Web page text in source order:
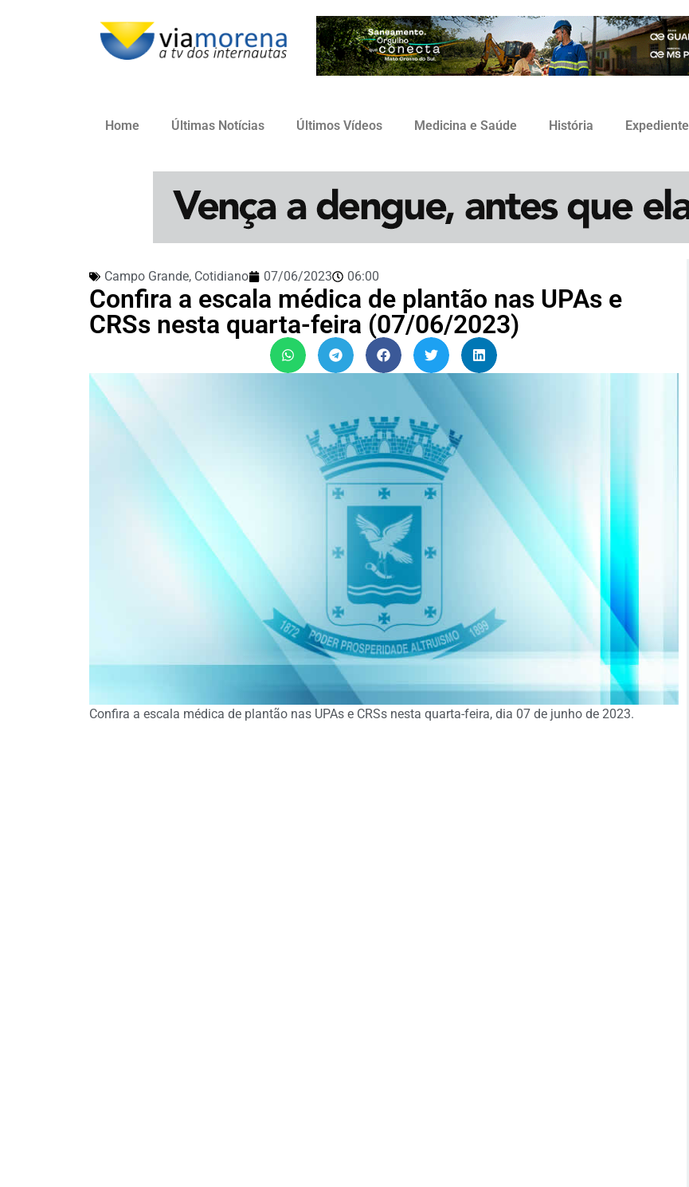
Home Últimas Notícias Últimos Vídeos Medicina e Saúde História Expediente
Campo Grande, Cotidiano 07/06/2023 06:00
Confira a escala médica de plantão nas UPAs e
CRSs nesta quarta-feira (07/06/2023)
Confira a escala médica de plantão nas UPAs e CRSs nesta quarta-feira, dia 07 de junho de 2023.